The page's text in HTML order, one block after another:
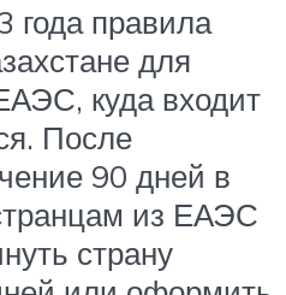
года правила
для
куда входит
После
90 дней в
из ЕАЭС
страну